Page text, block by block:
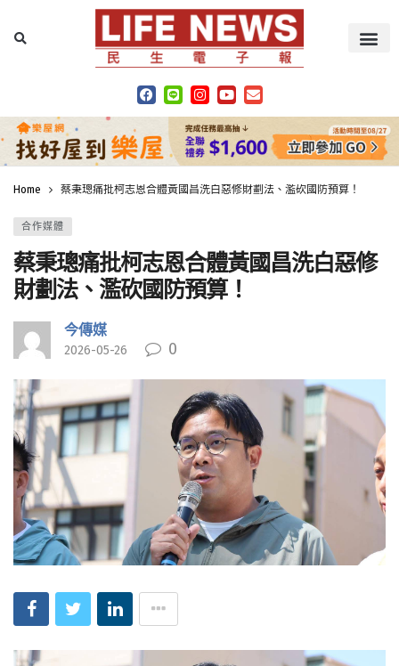
Home 蔡秉璁痛批柯志恩合體黃國昌洗白惡修財劃法、濫砍國防預算！
合作媒體
蔡秉璁痛批柯志恩合體黃國昌洗白惡修
財劃法、濫砍國防預算！
今傳媒
2026-05-26 0